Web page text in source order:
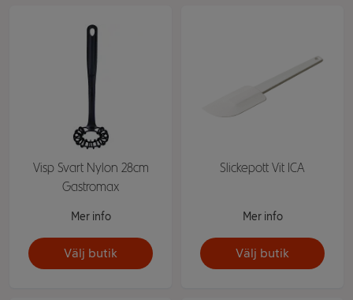
Visp Svart Nylon 28cm
Gastromax
Mer info
Välj butik
Slickepott Vit ICA
Mer info
Välj butik